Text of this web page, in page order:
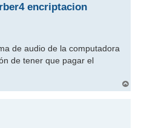
encriptacion
de audio de la computadora
de tener que pagar el
r